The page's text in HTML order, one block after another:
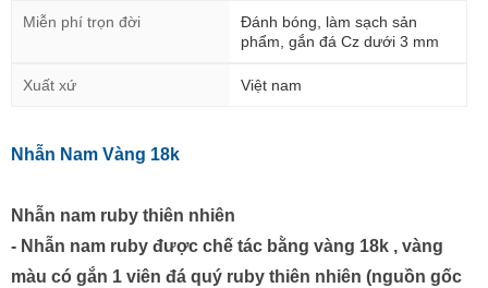
Miễn phí trọn đời
Đánh bóng, làm sạch sản
phẩm, gắn đá Cz dưới 3 mm
Xuất xứ Việt nam
Nhẫn Nam Vàng 18k
Nhẫn nam ruby thiên nhiên
- Nhẫn nam ruby được chế tác bằng vàng 18k , vàng
màu có gắn 1 viên đá quý ruby thiên nhiên (nguồn gốc